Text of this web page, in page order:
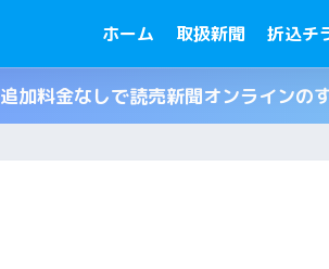
ホーム 取扱新聞 折込チ
追加料金なしで読売新聞オンラインの